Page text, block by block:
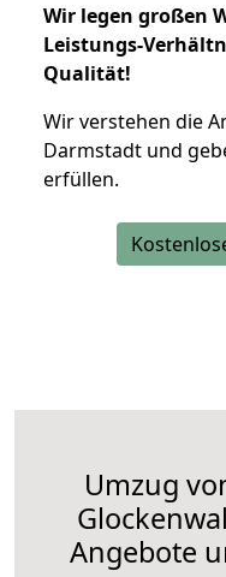
Wir legen großen
Leistungs-
Qualität!
Wir verstehen die
Darmstadt und
erfüllen.
Umzug
Angebote